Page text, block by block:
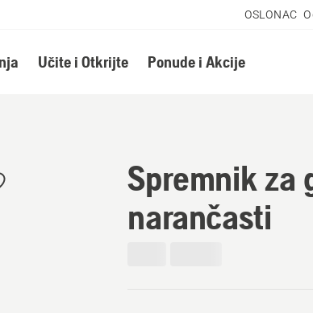
OSLONAC
Učite i Otkrijte Ponude i Akcije
Spremnik za
narančasti